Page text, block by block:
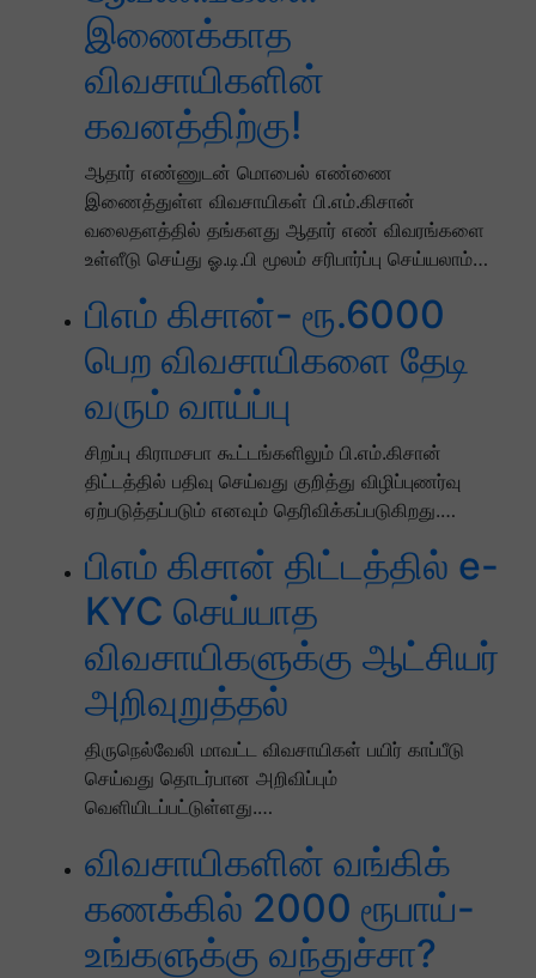
இணைக்காத
விவசாயிகளின்
கவனத்திற்கு!
ஆதார் எண்ணுடன் மொபைல் எண்ணை
இணைத்துள்ள விவசாயிகள் பி.எம்.கிசான்
வலைதளத்தில் தங்களது ஆதார் எண் விவரங்களை
உள்ளீடு செய்து ஓ.டி.பி மூலம் சரிபார்ப்பு செய்யலாம்…
பிஎம் கிசான்- ரூ.6000
பெற விவசாயிகளை தேடி
வரும் வாய்ப்பு
சிறப்பு கிராமசபா கூட்டங்களிலும் பி.எம்.கிசான்
திட்டத்தில் பதிவு செய்வது குறித்து விழிப்புணர்வு
ஏற்படுத்தப்படும் எனவும் தெரிவிக்கப்படுகிறது.…
பிஎம் கிசான் திட்டத்தில் e-
KYC செய்யாத
விவசாயிகளுக்கு ஆட்சியர்
அறிவுறுத்தல்
திருநெல்வேலி மாவட்ட விவசாயிகள் பயிர் காப்பீடு
செய்வது தொடர்பான அறிவிப்பும்
வெளியிடப்பட்டுள்ளது.…
விவசாயிகளின் வங்கிக்
கணக்கில் 2000 ரூபாய்-
உங்களுக்கு வந்துச்சா?